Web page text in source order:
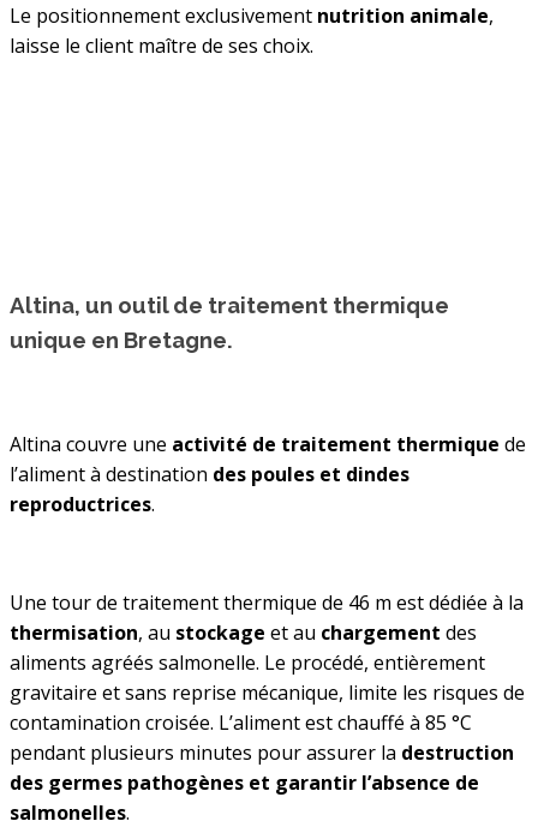
Le positionnement exclusivement nutrition animale,
laisse le client maître de ses choix.
Altina, un outil de traitement thermique
unique en Bretagne.
Altina couvre une activité de traitement thermique de
l’aliment à destination des poules et dindes
reproductrices.
Une tour de traitement thermique de 46 m est dédiée à la
thermisation, au stockage et au chargement des
aliments agréés salmonelle. Le procédé, entièrement
gravitaire et sans reprise mécanique, limite les risques de
contamination croisée. L’aliment est chauffé à 85 °C
pendant plusieurs minutes pour assurer la destruction
des germes pathogènes et garantir l’absence de
salmonelles.